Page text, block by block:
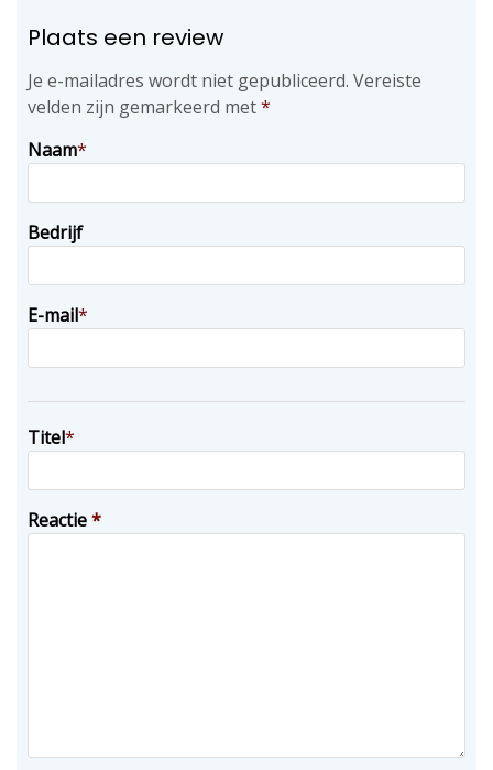
Plaats een review
Je e-mailadres wordt niet gepubliceerd. Vereiste
velden zijn gemarkeerd met*
Naam*
Bedrijf
E-mail*
Titel*
Reactie*